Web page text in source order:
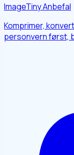
ImageTinyAnbefal
Komprimer,
personvern først,